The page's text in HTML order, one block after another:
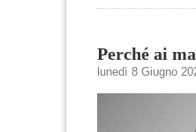
Perché ai
lunedì 8 Giugno